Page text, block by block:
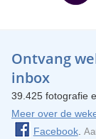
Ontvang
inbox
39.425 fotografie
Meer over de
Facebook.